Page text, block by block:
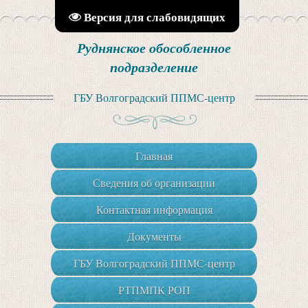
Версия для слабовидящих
Руднянское обособленное
подразделение
ГБУ Волгоградский ППМС-центр
Главная
Сведения об организации
Контактная информация
Документы
ГБУ Волгоградский ППМС-центр
РТПМПК РОП